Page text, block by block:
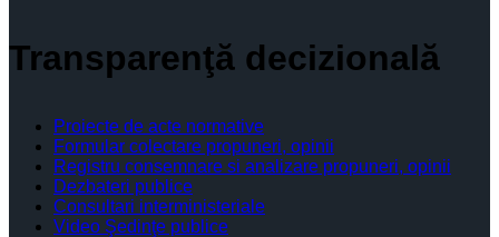
Transparenţă decizională
Proiecte de acte normative
Formular colectare propuneri, opinii
Registru consemnare si analizare propuneri, opinii
Dezbateri publice
Consultari interministeriale
Video Şedinţe publice